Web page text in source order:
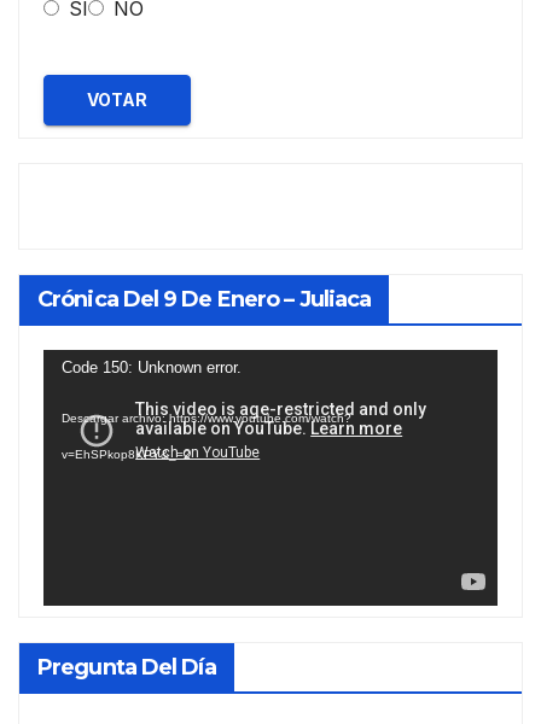
SI NO
VOTAR
Crónica Del 9 De Enero – Juliaca
Reproductor
vídeo
Code 150: Unknown error.
Descargar archivo: https://www.youtube.com/watch?
v=EhSPkop8KPY&_=2
Pregunta Del Día